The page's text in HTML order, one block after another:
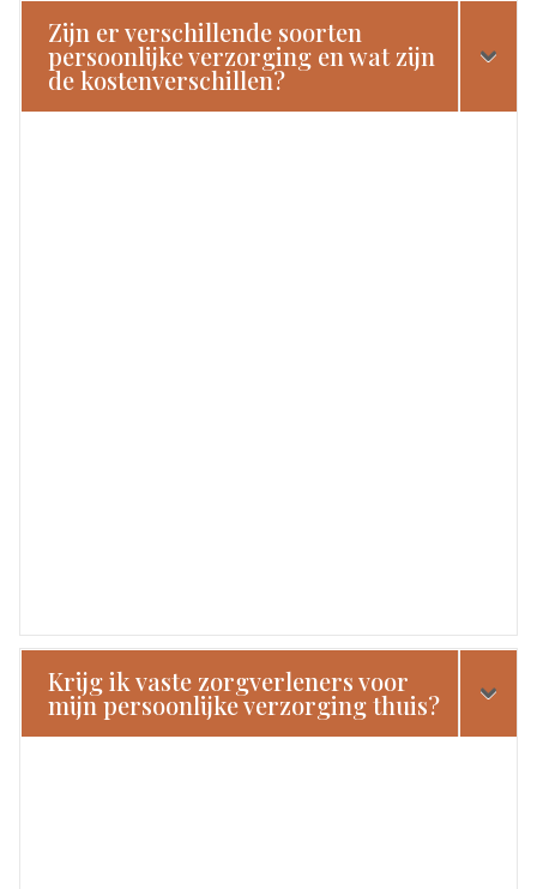
Zijn er verschillende soorten
persoonlijke verzorging en wat zijn
de kostenverschillen?
Krijg ik vaste zorgverleners voor
mijn persoonlijke verzorging thuis?